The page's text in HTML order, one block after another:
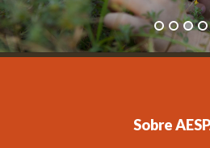
Sobre